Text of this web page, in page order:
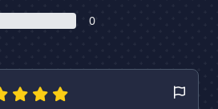
0